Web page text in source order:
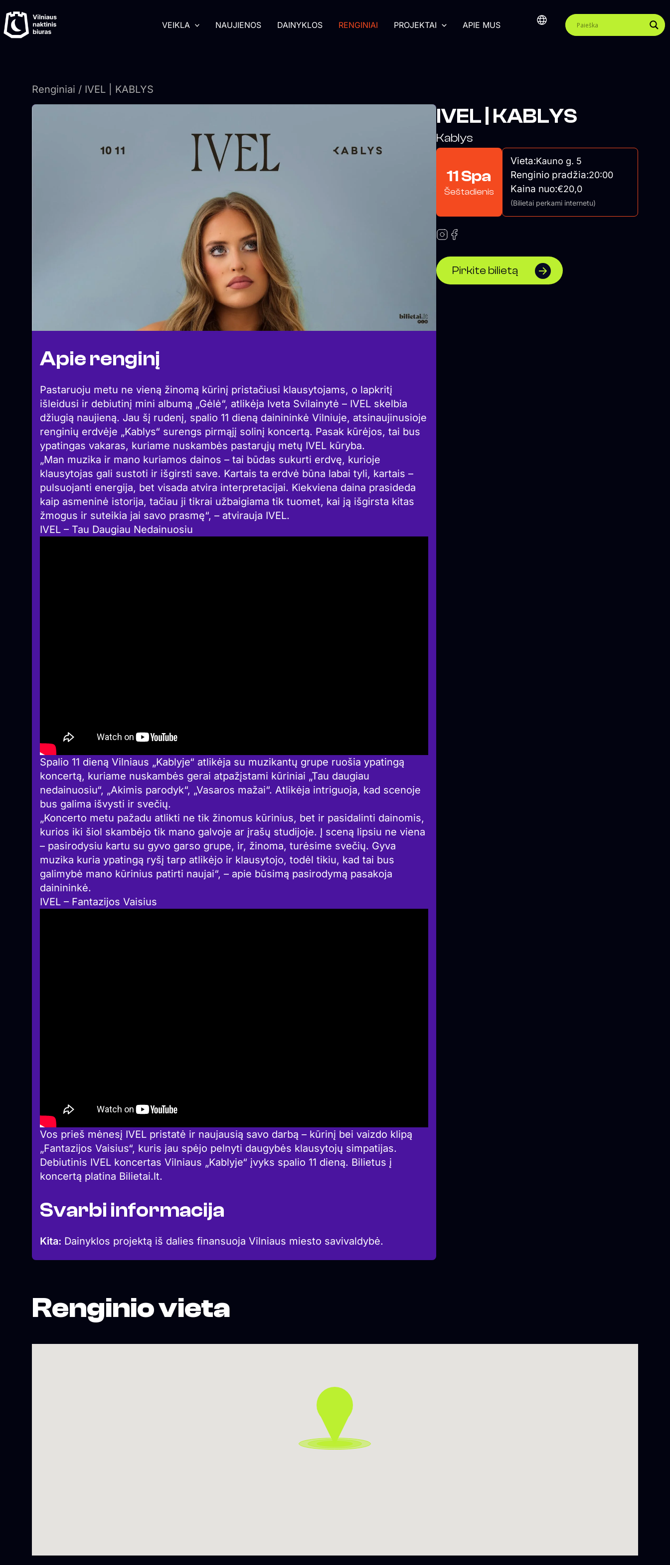
prie
turinio
VEIKLA NAUJIENOS DAINYKLOS RENGINIAI PROJEKTAI APIE MUS
Renginiai / IVEL | KABLYS
Apie renginį
Pastaruoju metu ne vieną žinomą kūrinį pristačiusi klausytojams, o lapkritį
išleidusi ir debiutinį mini albumą „Gėlė“, atlikėja Iveta Svilainytė – IVEL skelbia
džiugią naujieną. Jau šį rudenį, spalio 11 dieną dainininkė Vilniuje, atsinaujinusioje
renginių erdvėje „Kablys“ surengs pirmąjį solinį koncertą. Pasak kūrėjos, tai bus
ypatingas vakaras, kuriame nuskambės pastarųjų metų IVEL kūryba.
„Man muzika ir mano kuriamos dainos – tai būdas sukurti erdvę, kurioje
klausytojas gali sustoti ir išgirsti save. Kartais ta erdvė būna labai tyli, kartais –
pulsuojanti energija, bet visada atvira interpretacijai. Kiekviena daina prasideda
kaip asmeninė istorija, tačiau ji tikrai užbaigiama tik tuomet, kai ją išgirsta kitas
žmogus ir suteikia jai savo prasmę“, – atvirauja IVEL.
IVEL – Tau Daugiau Nedainuosiu
Spalio 11 dieną Vilniaus „Kablyje“ atlikėja su muzikantų grupe ruošia ypatingą
koncertą, kuriame nuskambės gerai atpažįstami kūriniai „Tau daugiau
nedainuosiu“, „Akimis parodyk“, „Vasaros mažai“. Atlikėja intriguoja, kad scenoje
bus galima išvysti ir svečių.
„Koncerto metu pažadu atlikti ne tik žinomus kūrinius, bet ir pasidalinti dainomis,
kurios iki šiol skambėjo tik mano galvoje ar įrašų studijoje. Į sceną lipsiu ne viena
– pasirodysiu kartu su gyvo garso grupe, ir, žinoma, turėsime svečių. Gyva
muzika kuria ypatingą ryšį tarp atlikėjo ir klausytojo, todėl tikiu, kad tai bus
galimybė mano kūrinius patirti naujai“, – apie būsimą pasirodymą pasakoja
dainininkė.
IVEL – Fantazijos Vaisius
Vos prieš mėnesį IVEL pristatė ir naujausią savo darbą – kūrinį bei vaizdo klipą
„Fantazijos Vaisius“, kuris jau spėjo pelnyti daugybės klausytojų simpatijas.
Debiutinis IVEL koncertas Vilniaus „Kablyje“ įvyks spalio 11 dieną. Bilietus į
koncertą platina Bilietai.lt.
Svarbi informacija
Kita: Dainyklos projektą iš dalies finansuoja Vilniaus miesto savivaldybė.
IVEL | KABLYS
Kablys
11 Spa
Šeštadienis
Vieta:Kauno g. 5
Renginio pradžia:20:00
Kaina nuo:€20,0
(Bilietai perkami internetu)
Pirkite bilietą
Renginio vieta